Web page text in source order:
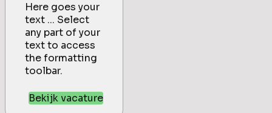
Here goes your
text ... Select
any part of your
text to access
the formatting
toolbar.
Bekijk vacature